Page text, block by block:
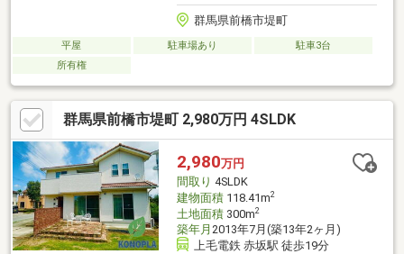
群馬県前橋市堤町
平屋 駐車場あり
駐車3台
所有権
群馬県前橋市堤町 2,980万円 4SLDK
2,980万円
間取り 4SLDK
建物面積118.41m2
土地面積300m2
築年月 2013年7月(築13年2ヶ月)
上毛電鉄 赤坂駅 徒歩19分